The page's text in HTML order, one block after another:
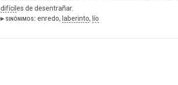
difícil es de desentrañar.
▸ sinónimos: enredo, laberinto, lío